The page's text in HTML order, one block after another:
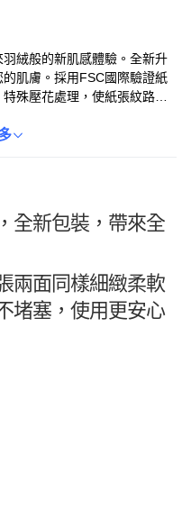
絨般的新肌感體驗。全新升
肌膚。採用FSC國際驗證紙
殊壓花處理，使紙張紋路呈
全新包裝，帶來全
兩面同樣細緻柔軟
堵塞，使用更安心